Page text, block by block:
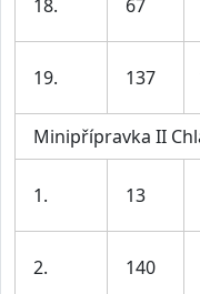
18. 67
19. 137
Minipřípravka II
1. 13
2. 140